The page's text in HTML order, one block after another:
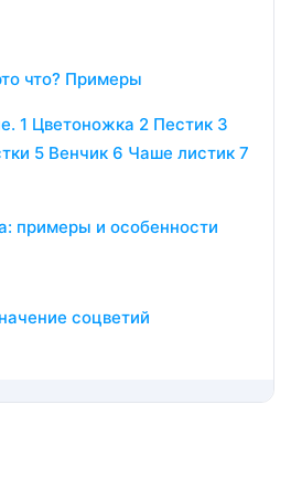
что? Примеры
1 Цветоножка 2 Пестик 3
5 Венчик 6 Чаше листик 7
примеры и особенности
соцветий